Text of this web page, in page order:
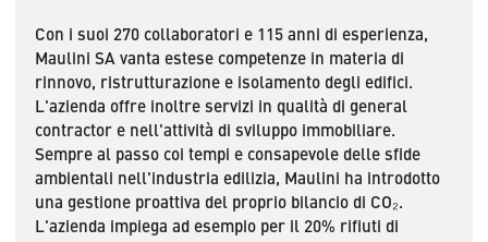
Con i suoi 270 collaboratori e 115 anni di esperienza,
Maulini SA vanta estese competenze in materia di
rinnovo, ristrutturazione e isolamento degli edifici.
L'azienda offre inoltre servizi in qualità di general
contractor e nell'attività di sviluppo immobiliare.
Sempre al passo coi tempi e consapevole delle sfide
ambientali nell'industria edilizia, Maulini ha introdotto
una gestione proattiva del proprio bilancio di CO₂.
L'azienda impiega ad esempio per il 20% rifiuti di